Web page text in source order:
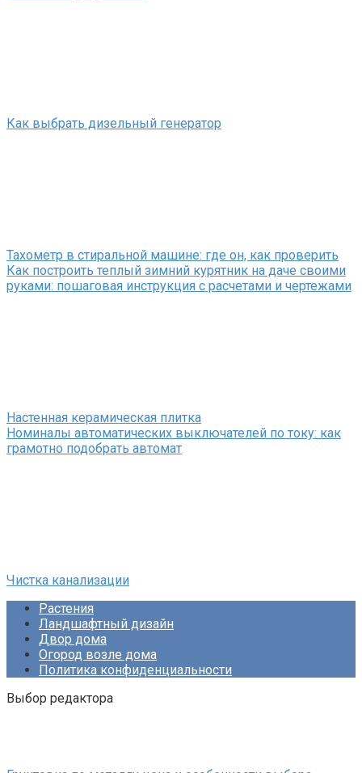
Как выбрать дизельный генератор
Тахометр в стиральной машине: где он, как проверить
Как построить теплый зимний курятник на даче своими
руками: пошаговая инструкция с расчетами и чертежами
Настенная керамическая плитка
Номиналы автоматических выключателей по току: как
грамотно подобрать автомат
Чистка канализации
Растения
Ландшафтный дизайн
Двор дома
Огород возле дома
Политика конфиденциальности
Выбор редактора